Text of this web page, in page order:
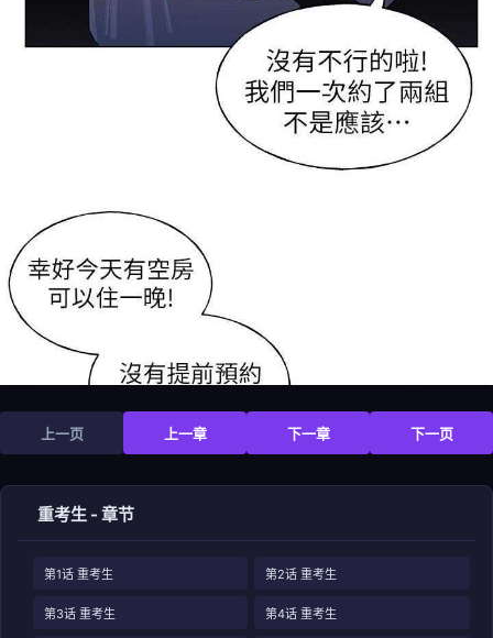
上一页 上一章 下一章 下一页
重考生 - 章节
第1话 重考生 第2话 重考生
第3话 重考生 第4话 重考生